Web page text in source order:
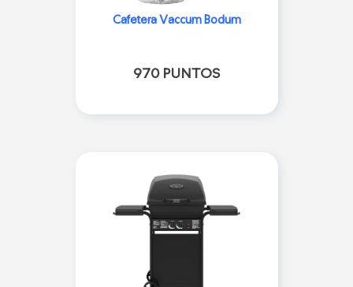
Cafetera Vaccum Bodum
970 PUNTOS